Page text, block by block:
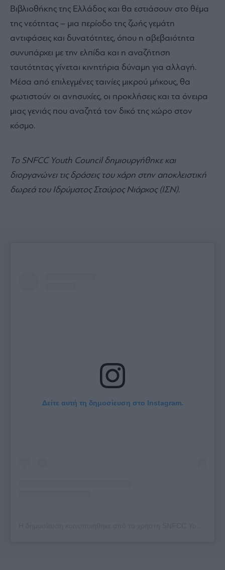
Βιβλιοθήκης της Ελλάδος και θα εστιάσουν στο θέμα
της νεότητας – μια περίοδο της ζωής γεμάτη
αντιφάσεις και δυνατότητες, όπου η αβεβαιότητα
συνυπάρχει με την ελπίδα και η αναζήτηση
ταυτότητας γίνεται κινητήρια δύναμη για αλλαγή.
Μέσα από επιλεγμένες ταινίες μικρού μήκους, θα
φωτιστούν οι ανησυχίες, οι προκλήσεις και τα όνειρα
μιας γενιάς που αναζητά τον δικό της χώρο στον
κόσμο.
Το SNFCC Youth Council δημιουργήθηκε και
διοργανώνει τις δράσεις του χάρη στην αποκλειστική
δωρεά του Ιδρύματος Σταύρος Νιάρχος (ΙΣΝ).
Δείτε αυτή τη δημοσίευση στο Instagram.